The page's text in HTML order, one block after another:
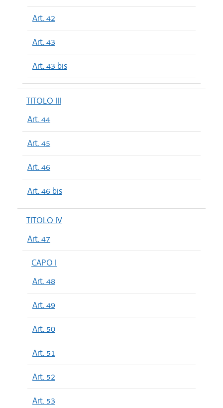
Art. 42
Art. 43
Art. 43 bis
TITOLO III
Art. 44
Art. 45
Art. 46
Art. 46 bis
TITOLO IV
Art. 47
CAPO I
Art. 48
Art. 49
Art. 50
Art. 51
Art. 52
Art. 53